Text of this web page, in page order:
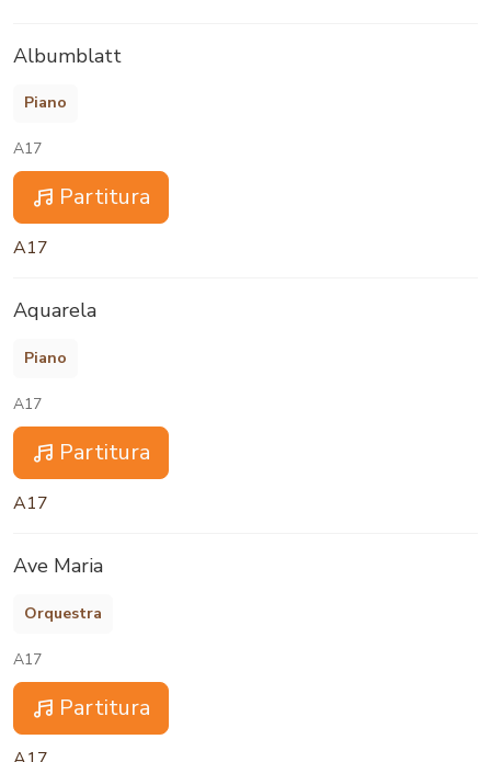
Albumblatt
Piano
A17
Partitura
A17
Aquarela
Piano
A17
Partitura
A17
Ave Maria
Orquestra
A17
Partitura